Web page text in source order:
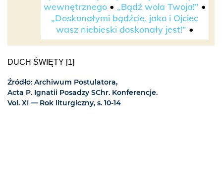
wewnętrznego• „Bądź wola Twoja!” •
„Doskonałymi bądźcie, jako i Ojciec
wasz niebieski doskonały jest!” •
DUCH ŚWIĘTY [1]
Źródło: Archiwum Postulatora,
Acta P. Ignatii Posadzy SChr. Konferencje.
Vol. XI — Rok liturgiczny, s. 10-14